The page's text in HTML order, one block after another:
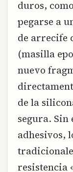
duros,
pegarse a
de arrecife
(masilla
nuevo
de la
segura. Sin
adhesivos,
resistencia